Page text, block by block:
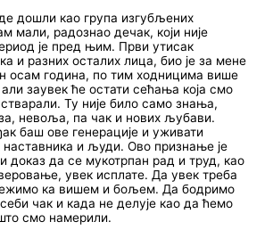
дошли као група изгубљених
мали, радознао дечак, који није
је пред њим. Први утисак
и разних осталих лица, био је за мене
осам година, по тим ходницима више
заувек ће остати сећања која смо
Ту није било само знања,
невоља, па чак и нових љубави.
баш ове генерације и уживати
наставника и људи. Ово признање је
доказ да се мукотрпан рад и труд, као
увек исплате. Да увек треба
ка вишем и бољем. Да бодримо
чак и када не делује као да ћемо
смо намерили.